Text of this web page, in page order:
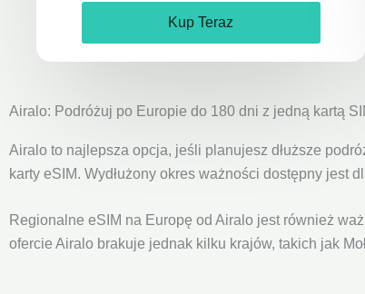
Kup Teraz
Airalo: Podróżuj po Europie do 180 dni z jedną kartą
Airalo to najlepsza opcja, jeśli planujesz dłuższe
karty eSIM. Wydłużony okres ważności dostępny jest
Regionalne eSIM na Europę od Airalo jest również
ofercie Airalo brakuje jednak kilku krajów, takich jak